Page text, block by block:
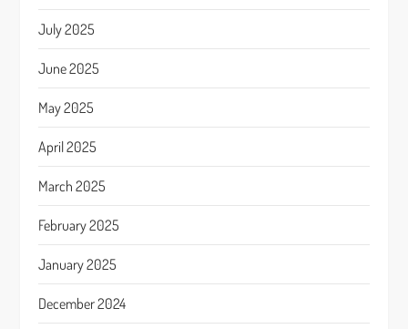
July 2025
June 2025
May 2025
April 2025
March 2025
February 2025
January 2025
December 2024